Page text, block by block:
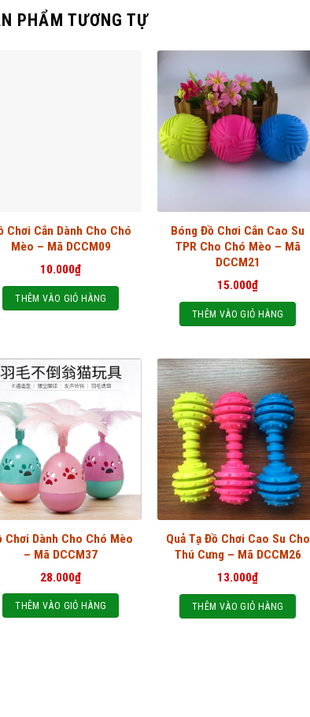
PHẨM TƯƠNG TỰ
Chơi Cắn Dành Cho Chó
Mèo – Mã DCCM09
10.000₫
THÊM VÀO GIỎ HÀNG
Bóng Đồ Chơi Cắn Cao Su
TPR Cho Chó Mèo – Mã
DCCM21
15.000₫
THÊM VÀO GIỎ HÀNG
Chơi Dành Cho Chó Mèo
– Mã DCCM37
28.000₫
THÊM VÀO GIỎ HÀNG
Quả Tạ Đồ Chơi Cao Su Cho
Thú Cưng – Mã DCCM26
13.000₫
THÊM VÀO GIỎ HÀNG